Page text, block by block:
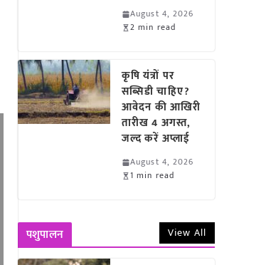
August 4, 2026
2 min read
कृषि यंत्रों पर
सब्सिडी चाहिए?
आवेदन की आखिरी
तारीख 4 अगस्त,
जल्द करें अप्लाई
August 4, 2026
1 min read
पशुपालन View All